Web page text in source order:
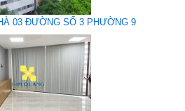
03 ĐƯỜNG SỐ 3 PHƯỜNG 9